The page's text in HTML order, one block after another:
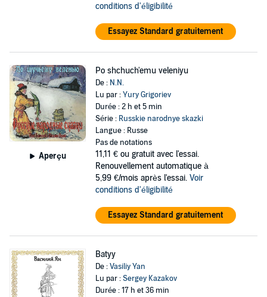
conditions d'éligibilité
Essayez Standard gratuitement
Aperçu
Po shchuch'emu veleniyu
De : N.N.
Lu par :Yury Grigoriev
Durée : 2 h et 5 min
Série : Russkie narodnye skazki
Langue : Russe
Pas de notations
11,11 € ou gratuit avec l'essai.
Renouvellement automatique à
5,99 €/mois après l'essai. Voir
conditions d'éligibilité
Essayez Standard gratuitement
Batyy
De :Vasiliy Yan
Lu par :Sergey Kazakov
Durée : 17 h et 36 min